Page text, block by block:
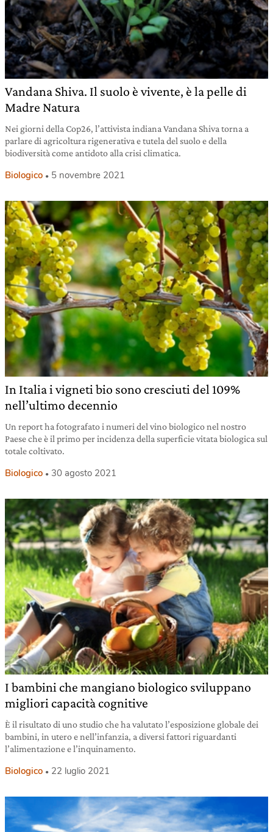
Vandana Shiva. Il suolo è vivente, è la pelle di
Madre Natura
Nei giorni della Cop26, l’attivista indiana Vandana Shiva torna a
parlare di agricoltura rigenerativa e tutela del suolo e della
biodiversità come antidoto alla crisi climatica.
Biologico 5 novembre 2021
In Italia i vigneti bio sono cresciuti del 109%
nell’ultimo decennio
Un report ha fotografato i numeri del vino biologico nel nostro
Paese che è il primo per incidenza della superficie vitata biologica sul
totale coltivato.
Biologico 30 agosto 2021
I bambini che mangiano biologico sviluppano
migliori capacità cognitive
È il risultato di uno studio che ha valutato l’esposizione globale dei
bambini, in utero e nell’infanzia, a diversi fattori riguardanti
l’alimentazione e l’inquinamento.
Biologico 22 luglio 2021